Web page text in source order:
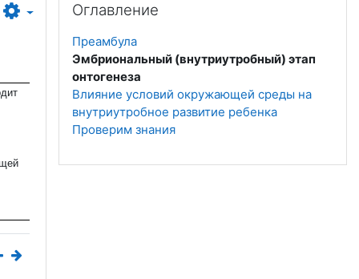
Оглавление
Преамбула
Эмбриональный (внутриутробный) этап
онтогенеза
Влияние условий окружающей среды на
внутриутробное развитие ребенка
Проверим знания